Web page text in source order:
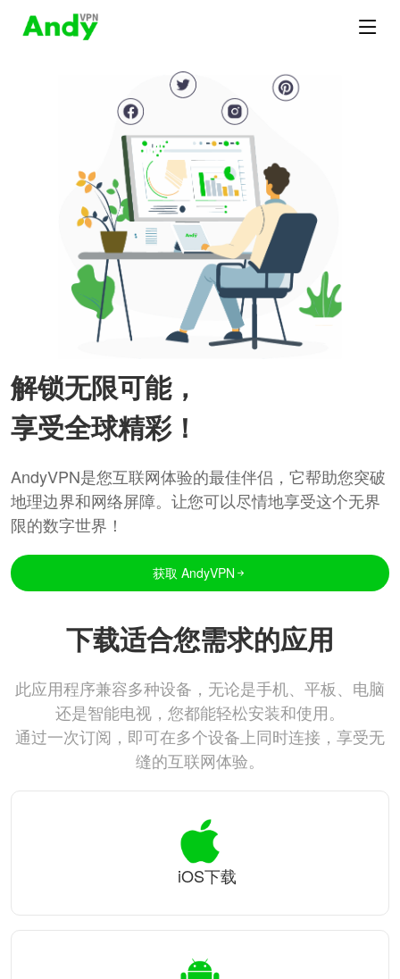
解锁无限可能，
享受全球精彩！
AndyVPN是您互联网体验的最佳伴侣，它帮助您突破
地理边界和网络屏障。让您可以尽情地享受这个无界
限的数字世界！
获取 AndyVPN
下载适合您需求的应用
此应用程序兼容多种设备，无论是手机、平板、电脑
还是智能电视，您都能轻松安装和使用。
通过一次订阅，即可在多个设备上同时连接，享受无
缝的互联网体验。
iOS下载